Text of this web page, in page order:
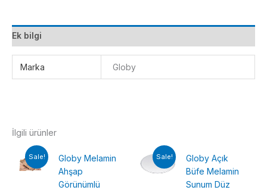
7*7*3
adet
Ek bilgi
Marka Globy
İlgili ürünler
Sale!
Globy Melamin
Ahşap
Görünümlü
Sale!
Globy Açık
Büfe Melamin
Sunum Düz